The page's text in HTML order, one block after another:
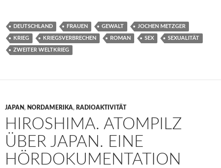
DEUTSCHLAND FRAUEN GEWALT JOCHEN METZGER
KRIEG KRIEGSVERBRECHEN ROMAN SEX SEXUALITÄT
ZWEITER WELTKRIEG
JAPAN, NORDAMERIKA, RADIOAKTIVITÄT
HIROSHIMA. ATOMPILZ
ÜBER JAPAN. EINE
HÖRDOKUMENTATION